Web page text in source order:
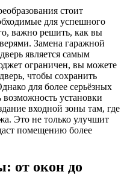
стоит
для успешного
важно решить, как вы
Замена гаражной
является самым
ограничен, вы можете
чтобы сохранить
для более серьёзных
установки
входной зоны там, где
Это не только улучшит
помещению более
от окон до